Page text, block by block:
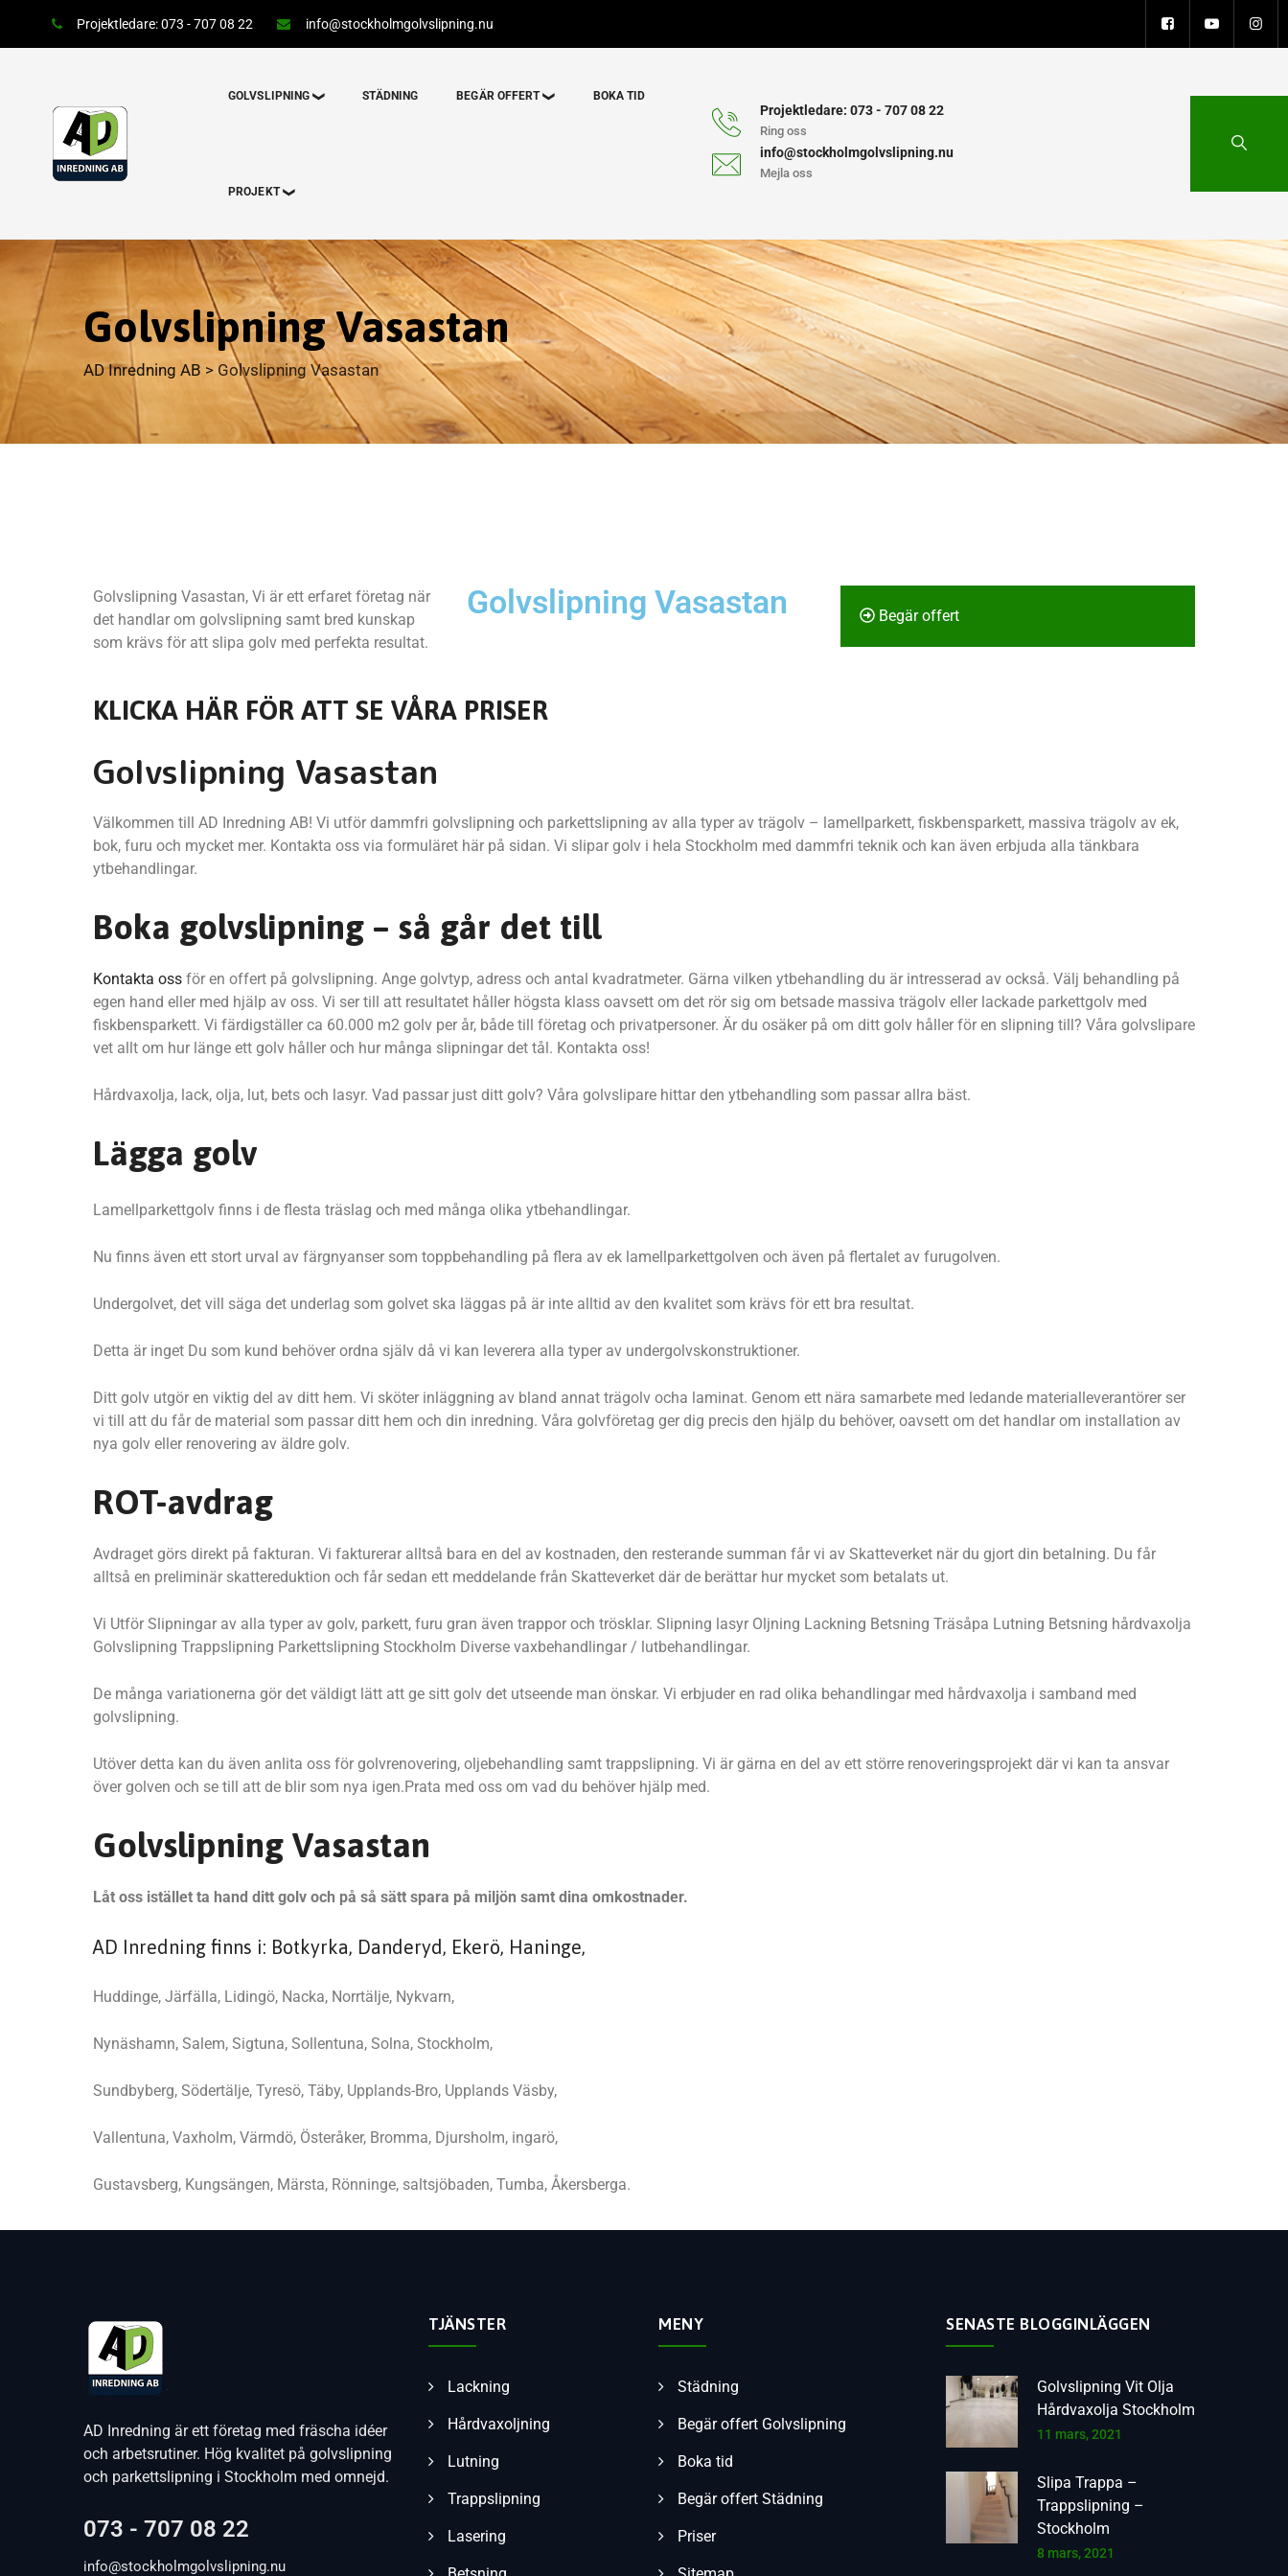
Projektledare: 073 - 707 08 22 info@stockholmgolvslipning.nu
GOLVSLIPNING STÄDNING BEGÄR OFFERT BOKA TID
PROJEKT
Projektledare: 073 - 707 08 22
Ring oss
info@stockholmgolvslipning.nu
Mejla oss
Golvslipning Vasastan
AD Inredning AB > Golvslipning Vasastan
Golvslipning Vasastan, Vi är ett erfaret företag när
det handlar om golvslipning samt bred kunskap
som krävs för att slipa golv med perfekta resultat.
Golvslipning Vasastan Begär offert
KLICKA HÄR FÖR ATT SE VÅRA PRISER
Golvslipning Vasastan
Välkommen till AD Inredning AB! Vi utför dammfri golvslipning och parkettslipning av alla typer av trägolv – lamellparkett, fiskbensparkett, massiva trägolv av ek,
bok, furu och mycket mer. Kontakta oss via formuläret här på sidan. Vi slipar golv i hela Stockholm med dammfri teknik och kan även erbjuda alla tänkbara
ytbehandlingar.
Boka golvslipning – så går det till
Kontakta oss för en offert på golvslipning. Ange golvtyp, adress och antal kvadratmeter. Gärna vilken ytbehandling du är intresserad av också. Välj behandling på
egen hand eller med hjälp av oss. Vi ser till att resultatet håller högsta klass oavsett om det rör sig om betsade massiva trägolv eller lackade parkettgolv med
fiskbensparkett. Vi färdigställer ca 60.000 m2 golv per år, både till företag och privatpersoner. Är du osäker på om ditt golv håller för en slipning till? Våra golvslipare
vet allt om hur länge ett golv håller och hur många slipningar det tål. Kontakta oss!
Hårdvaxolja, lack, olja, lut, bets och lasyr. Vad passar just ditt golv? Våra golvslipare hittar den ytbehandling som passar allra bäst.
Lägga golv
Lamellparkettgolv finns i de flesta träslag och med många olika ytbehandlingar.
Nu finns även ett stort urval av färgnyanser som toppbehandling på flera av ek lamellparkettgolven och även på flertalet av furugolven.
Undergolvet, det vill säga det underlag som golvet ska läggas på är inte alltid av den kvalitet som krävs för ett bra resultat.
Detta är inget Du som kund behöver ordna själv då vi kan leverera alla typer av undergolvskonstruktioner.
Ditt golv utgör en viktig del av ditt hem. Vi sköter inläggning av bland annat trägolv ocha laminat. Genom ett nära samarbete med ledande materialleverantörer ser
vi till att du får de material som passar ditt hem och din inredning. Våra golvföretag ger dig precis den hjälp du behöver, oavsett om det handlar om installation av
nya golv eller renovering av äldre golv.
ROT-avdrag
Avdraget görs direkt på fakturan. Vi fakturerar alltså bara en del av kostnaden, den resterande summan får vi av Skatteverket när du gjort din betalning. Du får
alltså en preliminär skattereduktion och får sedan ett meddelande från Skatteverket där de berättar hur mycket som betalats ut.
Vi Utför Slipningar av alla typer av golv, parkett, furu gran även trappor och trösklar. Slipning lasyr Oljning Lackning Betsning Träsåpa Lutning Betsning hårdvaxolja
Golvslipning Trappslipning Parkettslipning Stockholm Diverse vaxbehandlingar / lutbehandlingar.
De många variationerna gör det väldigt lätt att ge sitt golv det utseende man önskar. Vi erbjuder en rad olika behandlingar med hårdvaxolja i samband med
golvslipning.
Utöver detta kan du även anlita oss för golvrenovering, oljebehandling samt trappslipning. Vi är gärna en del av ett större renoveringsprojekt där vi kan ta ansvar
över golven och se till att de blir som nya igen.Prata med oss om vad du behöver hjälp med.
Golvslipning Vasastan
Låt oss istället ta hand ditt golv och på så sätt spara på miljön samt dina omkostnader.
AD Inredning finns i: Botkyrka, Danderyd, Ekerö, Haninge,
Huddinge, Järfälla, Lidingö, Nacka, Norrtälje, Nykvarn,
Nynäshamn, Salem, Sigtuna, Sollentuna, Solna, Stockholm,
Sundbyberg, Södertälje, Tyresö, Täby, Upplands-Bro, Upplands Väsby,
Vallentuna, Vaxholm, Värmdö, Österåker, Bromma, Djursholm, ingarö,
Gustavsberg, Kungsängen, Märsta, Rönninge, saltsjöbaden, Tumba, Åkersberga.
AD Inredning är ett företag med fräscha idéer
och arbetsrutiner. Hög kvalitet på golvslipning
och parkettslipning i Stockholm med omnejd.
073 - 707 08 22
info@stockholmgolvslipning.nu
TJÄNSTER
Lackning
Hårdvaxoljning
Lutning
Trappslipning
Lasering
MENY
Städning
Begär offert Golvslipning
Boka tid
Begär offert Städning
Priser
SENASTE BLOGGINLÄGGEN
Golvslipning Vit Olja
Hårdvaxolja Stockholm
11 mars, 2021
Slipa Trappa –
Trappslipning –
Stockholm
8 mars, 2021